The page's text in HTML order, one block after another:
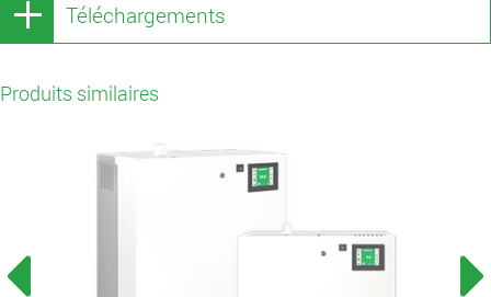
Téléchargements
Produits similaires